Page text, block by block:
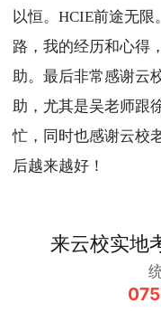
以恒。HCIE前途无
路，我的经历和心得
助。最后非常感谢云
助，尤其是吴老师跟
忙，同时也感谢云校
后越来越好！
来云校实地